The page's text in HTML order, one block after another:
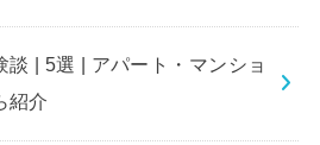
| 5選 | アパート・マンショ
紹介